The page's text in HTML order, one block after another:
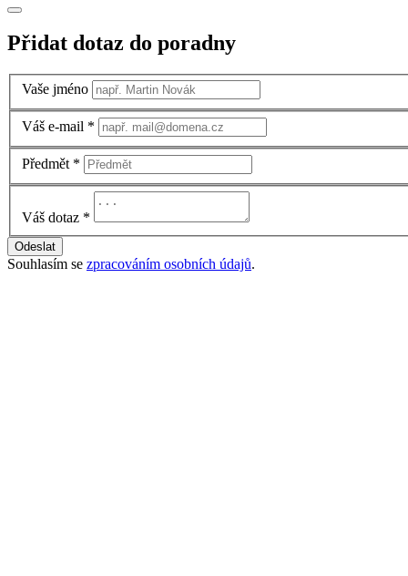
Přidat dotaz do poradny
Vaše jméno
Váš e-mail *
Předmět *
Váš dotaz *
Odeslat
Souhlasím se zpracováním osobních údajů.